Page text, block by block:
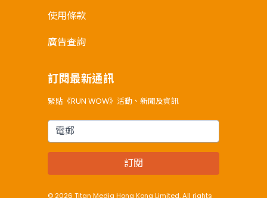
使用條款
廣告查詢
訂閱最新通訊
緊貼《RUN WOW》活動、新聞及資訊
電郵
訂閱
© 2026 Titan Media Hong Kong Limited. All rights